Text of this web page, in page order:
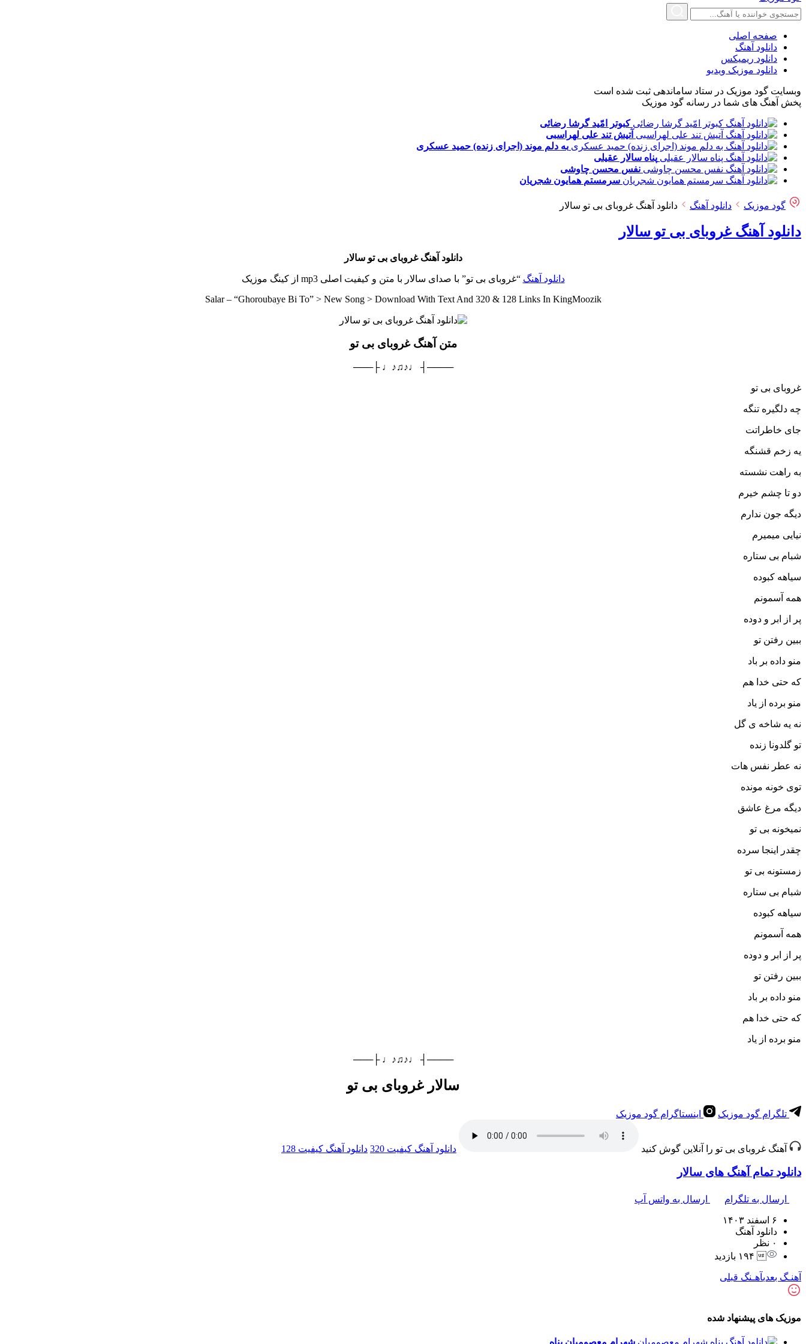
صفحه اصلی
دانلود آهنگ
دانلود ریمیکس
دانلود موزیک ویدیو
وبسایت گود موزیک در ستاد ساماندهی ثبت شده است
پخش آهنگ های شما در رسانه گود موزیک
کبوتر امّید گرشا رضائی
آتیش تند علی لهراسبی
به دلم موند (اجرای زنده) حمید عسکری
پناه سالار عقیلی
نفس محسن چاوشی
سرمستم همایون شجریان
گود موزیک دانلود آهنگ دانلود آهنگ غروبای بی تو سالار
دانلود آهنگ غروبای بی تو سالار
دانلود آهنگ غروبای بی تو سالار
دانلود آهنگ “غروبای بی تو” با صدای سالار با متن و کیفیت اصلی mp3 از کینگ موزیک
Salar – “Ghoroubaye Bi To” > New Song > Download With Text And 320 & 128 Links In KingMoozik
متن آهنگ غروبای بی تو
────┤ ♩♪♫♪♩ ├───
غروبای بی تو
چه دلگیره تنگه
جای خاطراتت
یه زخم قشنگه
به راهت نشسته
دو تا چشم خیرم
دیگه جون ندارم
نیایی میمیرم
شبام بی ستاره
سیاهه کبوده
همه آسمونم
پر از ابر و دوده
ببین رفتن تو
منو داده بر باد
که حتی خدا هم
منو برده از یاد
نه یه شاخه ی گل
تو گلدونا زنده
نه عطر نفس هات
توی خونه مونده
دیگه مرغ عاشق
نمیخونه بی تو
چقدر اینجا سرده
زمستونه بی تو
شبام بی ستاره
سیاهه کبوده
همه آسمونم
پر از ابر و دوده
ببین رفتن تو
منو داده بر باد
که حتی خدا هم
منو برده از یاد
────┤ ♩♪♫♪♩ ├───
سالار غروبای بی تو
تلگرام گود موزیک اینستاگرام گود موزیک
آهنگ غروبای بی تو را آنلاین گوش کنید دانلود آهنگ کیفیت 320 دانلود آهنگ کیفیت 128
دانلود تمام آهنگ های سالار
ارسال به تلگرام ارسال به واتس آپ
۶ اسفند ۱۴۰۳
دانلود آهنگ
۰ نظر
۱۹۴ بازدید
آهنـگ بعدیآهـنگ قبلی
موزیک های پیشنهاد شده